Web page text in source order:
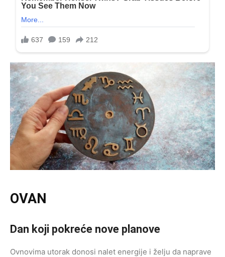
OVAN
Dan koji pokreće nove planove
Ovnovima utorak donosi nalet energije i želju da naprave